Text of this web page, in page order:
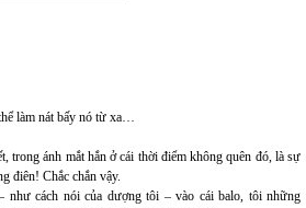
làm nát bấy nó từ xa…
trong ánh mắt hắn ở cái thời điểm không quên đó, là sự
điên! Chắc chắn vậy.
như cách nói của dượng tôi – vào cái balo, tôi những